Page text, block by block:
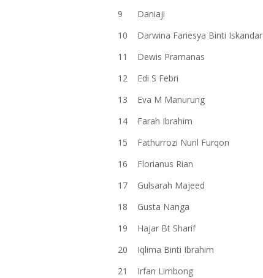
9
Daniaji
10
Darwina Fariesya Binti Iskandar
11
Dewis Pramanas
12
Edi S Febri
13
Eva M Manurung
14
Farah Ibrahim
15
Fathurrozi Nuril Furqon
16
Florianus Rian
17
Gulsarah Majeed
18
Gusta Nanga
19
Hajar Bt Sharif
20
Iqlima Binti Ibrahim
21
Irfan Limbong